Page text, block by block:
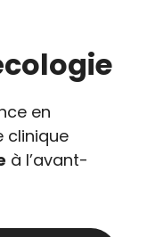
en
clinique
à l’avant-